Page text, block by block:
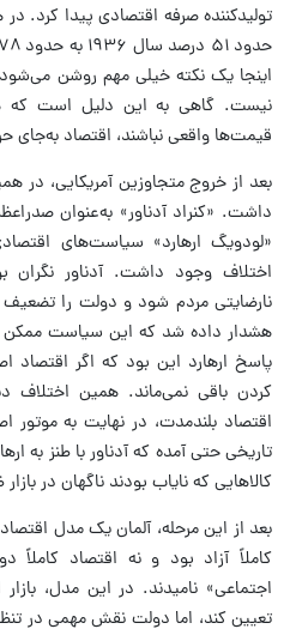
تولیدکننده صرفه اقتصادی پیدا کرد.
اینجا یک نکته خیلی مهم روشن
نیست. گاهی به این دلیل است که
قیمت‌ها واقعی نباشند، اقتصاد
بعد از خروج متجاوزین آمریکایی،
داشت. «کنراد آدناور» به‌عنوان
«لودویگ ارهارد» سیاست‌های
اختلاف وجود داشت. آدناور نگران
نارضایتی مردم شود و دولت را
هشدار داده شد که این سیاست ممکن
پاسخ ارهارد این بود که اگر اقتصاد
کردن باقی نمی‌ماند. همین اختلاف
اقتصاد بلندمدت، در نهایت به
تاریخی حتی آمده که آدناور با طنز به
کالاهایی که نایاب بودند ناگهان در
بعد از این مرحله، آلمان یک مدل
کاملاً آزاد بود و نه اقتصاد کاملاً
اجتماعی» نامیدند. در این مدل،
تعیین کند، اما دولت نقش مهمی در